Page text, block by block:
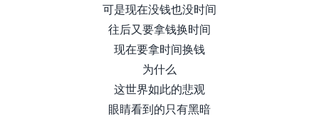
可是现在没钱也没时间
往后又要拿钱换时间
现在要拿时间换钱
为什么
这世界如此的悲观
眼睛看到的只有黑暗